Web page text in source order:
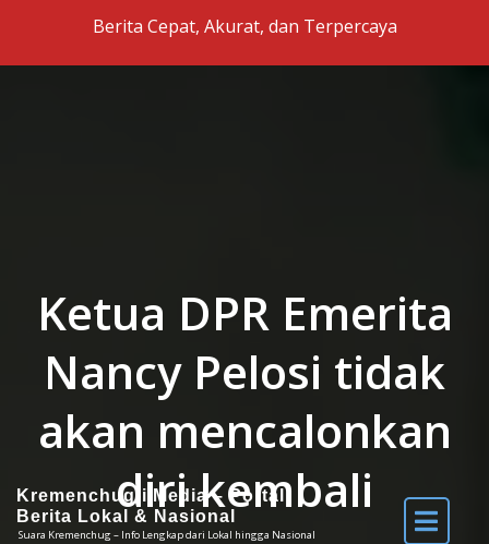
Skip to the contentBerita Cepat, Akurat, dan Terpercaya
Kremenchug-i Media – Portal
Berita Lokal & Nasional
Suara Kremenchug – Info Lengkap dari Lokal hingga Nasional
Ketua DPR Emerita
Nancy Pelosi tidak
akan mencalonkan
diri kembali